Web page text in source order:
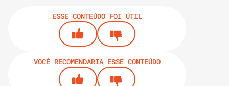
ESSE CONTEÚDO FOI ÚTIL
VOCÊ RECOMENDARIA ESSE CONTEÚDO